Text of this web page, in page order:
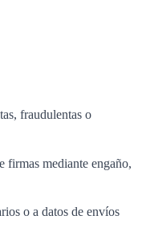
fraudulentas o
firmas mediante engaño,
o a datos de envíos